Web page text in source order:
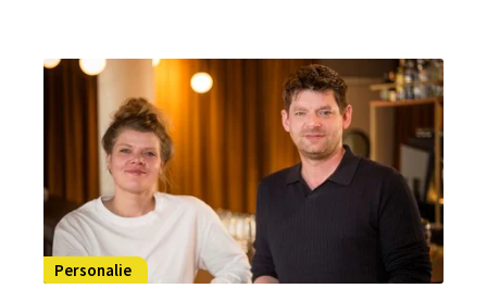
übernehmen Schlüsselpositionen in den
Bereichen Gastronomie, Rooms Division und
Personal.
Personalie